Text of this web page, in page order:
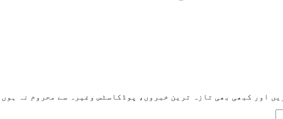
اور کبھی بھی تازہ ترین خبروں، پوڈکاسٹس وغیرہ سے محروم نہ ہوں۔